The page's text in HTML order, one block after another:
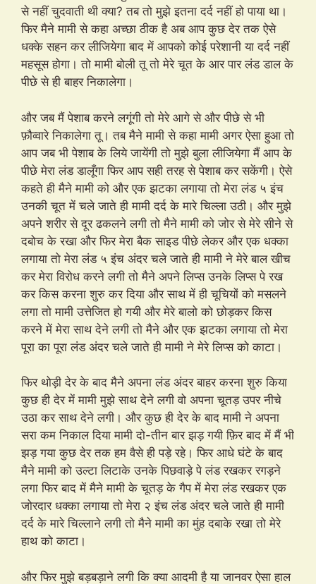
से नहीं चुदवाती थी क्या? तब तो मुझे इतना दर्द नहीं हो पाया था।
फिर मैने मामी से कहा अच्छा ठीक है अब आप कुछ देर तक ऐसे
धक्के सहन कर लीजियेगा बाद में आपको कोई परेशानी या दर्द नहीं
महसूस होगा। तो मामी बोली तू तो मेरे चूत के आर पार लंड डाल के
पीछे से ही बाहर निकालेगा।
और जब मैं पेशाब करने लगूंगी तो मेरे आगे से और पीछे से भी
फ़ौव्वारे निकालेगा तू। तब मैने मामी से कहा मामी अगर ऐसा हुआ तो
आप जब भी पेशाब के लिये जायेंगी तो मुझे बुला लीजियेगा मैं आप के
पीछे मेरा लंड डालूँगा फिर आप सही तरह से पेशाब कर सकेंगी। ऐसे
कहते ही मैने मामी को और एक झटका लगाया तो मेरा लंड ५ इंच
उनकी चूत में चले जाते ही मामी दर्द के मारे चिल्ला उठी। और मुझे
अपने शरीर से दूर ढकलने लगी तो मैने मामी को जोर से मेरे सीने से
दबोच के रखा और फिर मेरा बैक साइड पीछे लेकर और एक धक्का
लगाया तो मेरा लंड ५ इंच अंदर चले जाते ही मामी ने मेरे बाल खीच
कर मेरा विरोध करने लगी तो मैने अपने लिप्स उनके लिप्स पे रख
कर किस करना शुरु कर दिया और साथ में ही चूचियों को मसलने
लगा तो मामी उत्तेजित हो गयी और मेरे बालो को छोड़कर किस
करने में मेरा साथ देने लगी तो मैने और एक झटका लगाया तो मेरा
पूरा का पूरा लंड अंदर चले जाते ही मामी ने मेरे लिप्स को काटा।
फिर थोड़ी देर के बाद मैने अपना लंड अंदर बाहर करना शुरु किया
कुछ ही देर में मामी मुझे साथ देने लगी वो अपना चूतड़ उपर नीचे
उठा कर साथ देने लगी। और कुछ ही देर के बाद मामी ने अपना
सरा कम निकाल दिया मामी दो-तीन बार झड़ गयी फ़िर बाद में मैं भी
झड़ गया कुछ देर तक हम वैसे ही पड़े रहे। फिर आधे घंटे के बाद
मैने मामी को उल्टा लिटाके उनके पिछवाड़े पे लंड रखकर रगड़ने
लगा फिर बाद में मैने मामी के चूतड़ के गैप में मेरा लंड रखकर एक
जोरदार धक्का लगाया तो मेरा २ इंच लंड अंदर चले जाते ही मामी
दर्द के मारे चिल्लाने लगी तो मैने मामी का मुंह दबाके रखा तो मेरे
हाथ को काटा।
और फिर मुझे बड़बड़ाने लगी कि क्या आदमी है या जानवर ऐसा हाल